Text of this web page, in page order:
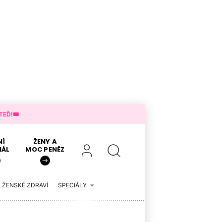
TEĎ!🎟️
ŽENY A
MOC PENĚZ
ŽENSKÉ ZDRAVÍ SPECIÁLY